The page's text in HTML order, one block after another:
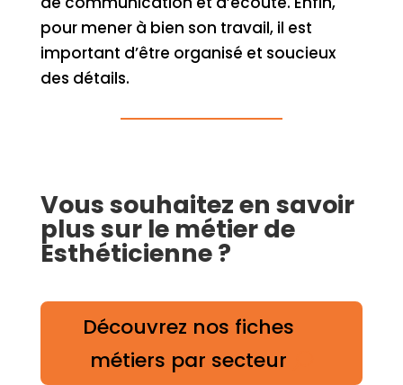
pour mener à bien son travail, il est
important d’être organisé et soucieux
des détails.
Vous souhaitez en savoir
plus sur le métier de
Esthéticienne ?
Découvrez nos fiches
métiers par secteur